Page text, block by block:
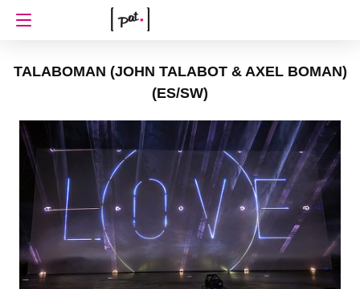
TALABOMAN (JOHN TALABOT & AXEL BOMAN)
(ES/SW)